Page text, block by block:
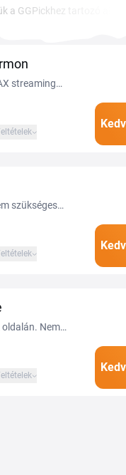
a GGPickhez tartozó
streaming
szükséges
Nem